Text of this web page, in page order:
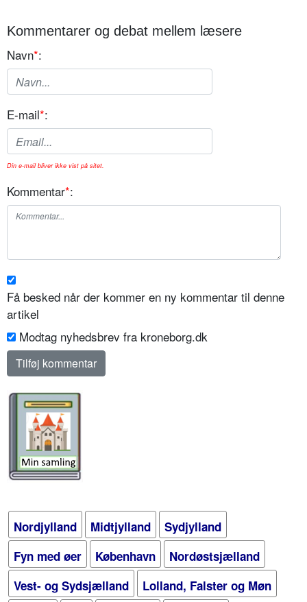
Kommentarer og debat mellem læsere
Navn*:
E-mail*:
Din e-mail bliver ikke vist på sitet.
Kommentar*:
Få besked når der kommer en ny kommentar til denne
artikel
Modtag nyhedsbrev fra kroneborg.dk
Nordjylland Midtjylland
Sydjylland
Fyn med øer
København
Nordøstsjælland
Vest- og Sydsjælland
Lolland, Falster og Møn